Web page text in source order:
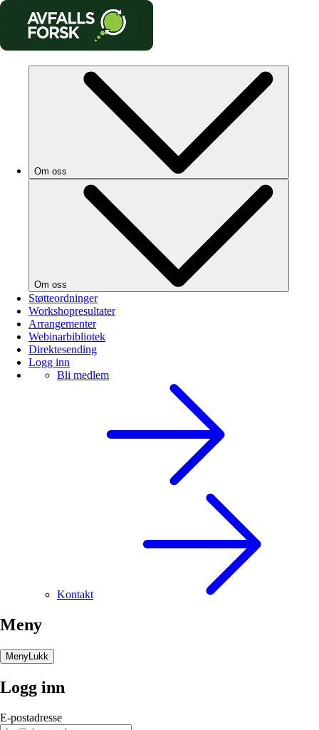
Om oss
Om oss
Støtteordninger
Workshopresultater
Arrangementer
Webinarbibliotek
Direktesending
Logg inn
Bli medlem
Kontakt
Meny
Meny Lukk
Logg inn
E-postadresse